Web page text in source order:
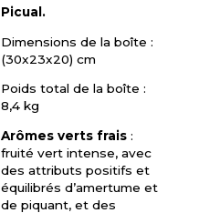
Picual.
Dimensions de la boîte :
(30x23x20) cm
Poids total de la boîte :
8,4 kg
Arômes verts frais :
fruité vert intense, avec
des attributs positifs et
équilibrés d’amertume et
de piquant, et des